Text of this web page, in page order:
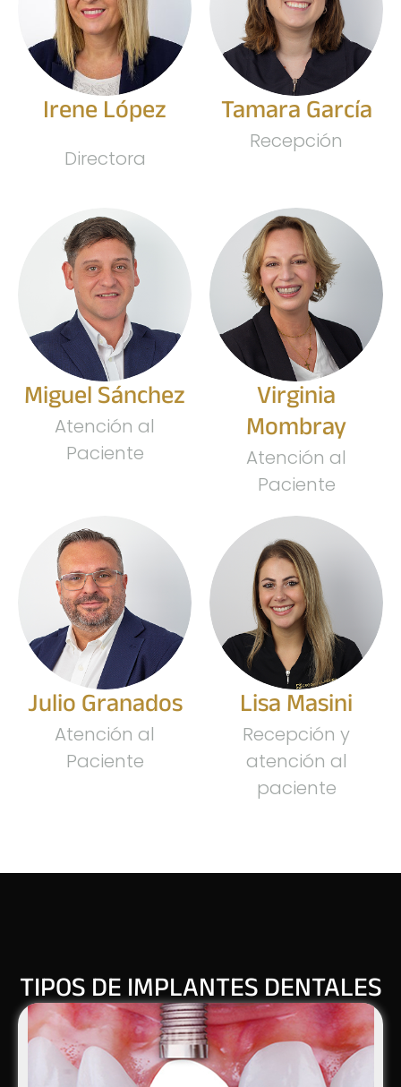
Irene López
Directora
Tamara García
Recepción
Miguel Sánchez
Atención al
Paciente
Virginia
Mombray
Atención al
Paciente
Julio Granados
Atención al
Paciente
Lisa Masini
Recepción y
atención al
paciente
TIPOS DE IMPLANTES DENTALES